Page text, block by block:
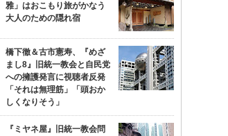
雅」はおこもり旅がかなう
大人のための隠れ宿
橋下徹＆古市憲寿、『めざ
まし8』旧統一教会と自民党
への擁護発言に視聴者反発
「それは無理筋」「頭おか
しくなりそう」
『ミヤネ屋』旧統一教会問